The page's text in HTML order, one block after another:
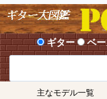
ギター ベ
主なモデル一覧